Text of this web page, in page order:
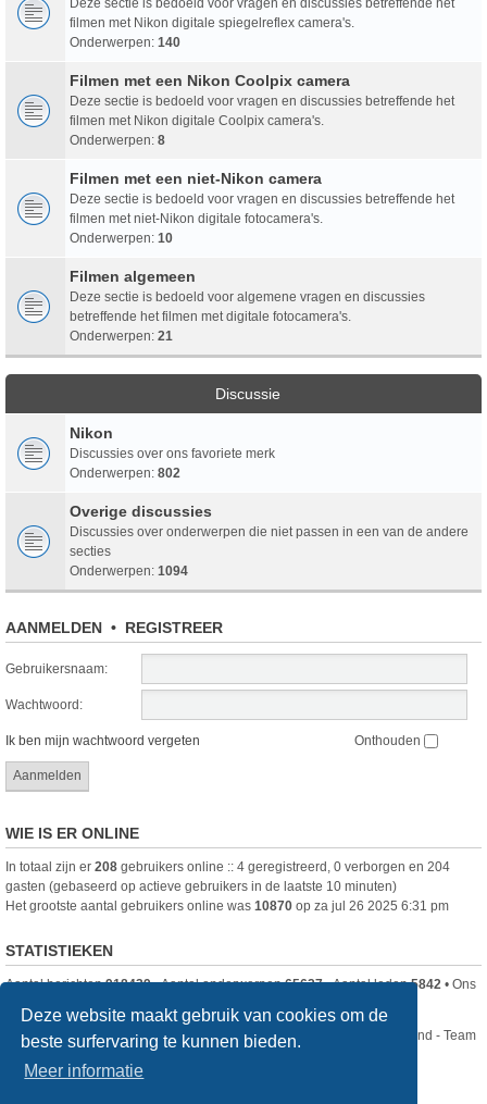
Deze website maakt gebruik van cookies om de
beste surfervaring te kunnen bieden.
Meer informatie
filmen met Nikon digitale spiegelreflex camera's.
Onderwerpen: 140
Filmen met een Nikon Coolpix camera
Deze sectie is bedoeld voor vragen en discussies betreffende het
filmen met Nikon digitale Coolpix camera's.
Onderwerpen: 8
Filmen met een niet-Nikon camera
Deze sectie is bedoeld voor vragen en discussies betreffende het
filmen met niet-Nikon digitale fotocamera's.
Onderwerpen: 10
Filmen algemeen
Deze sectie is bedoeld voor algemene vragen en discussies
betreffende het filmen met digitale fotocamera's.
Onderwerpen: 21
Discussie
Nikon
Discussies over ons favoriete merk
Onderwerpen: 802
Overige discussies
Discussies over onderwerpen die niet passen in een van de andere
secties
Onderwerpen: 1094
AANMELDEN • REGISTREER
Gebruikersnaam:
Wachtwoord:
Ik ben mijn wachtwoord vergeten Onthouden
WIE IS ER ONLINE
In totaal zijn er 208 gebruikers online :: 4 geregistreerd, 0 verborgen en 204
gasten (gebaseerd op actieve gebruikers in de laatste 10 minuten)
Het grootste aantal gebruikers online was 10870 op za jul 26 2025 6:31 pm
STATISTIEKEN
Aantal berichten918439• Aantal onderwerpen65627• Aantal leden5842 • Ons
Nikon Club Nederland - Team
Forum